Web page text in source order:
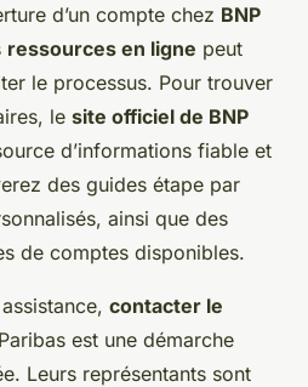
d’un compte chez BNP
ressources en ligne peut
le processus. Pour trouver
le site officiel de BNP
d’informations fiable et
des guides étape par
ainsi que des
de comptes disponibles.
contacter le
est une démarche
Leurs représentants sont